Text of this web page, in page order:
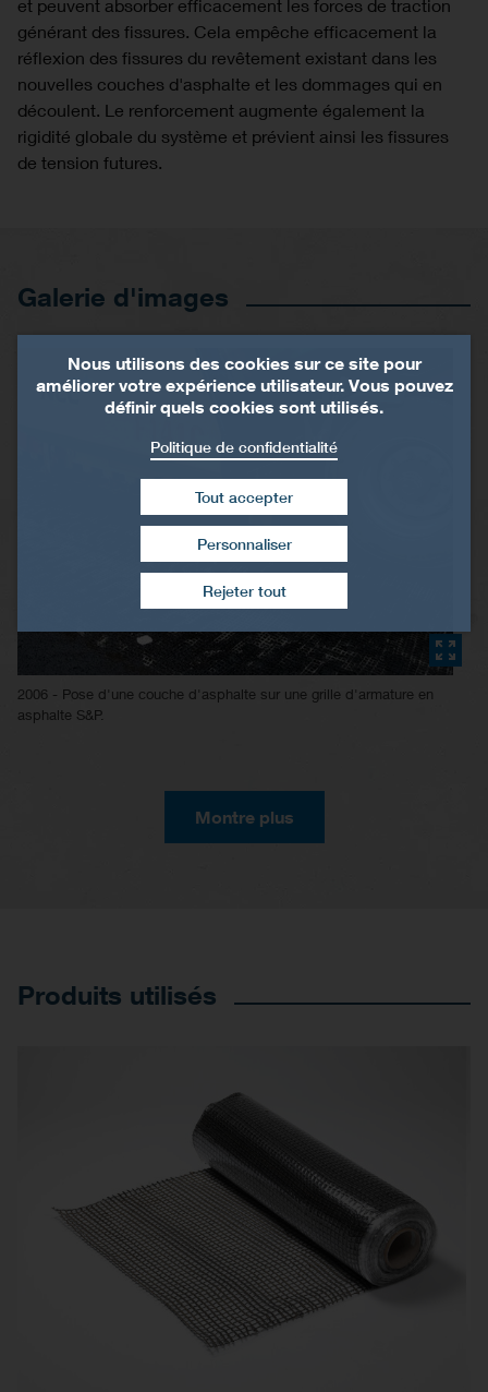
et peuvent absorber efficacement les forces de traction
générant des fissures. Cela empêche efficacement la
réflexion des fissures du revêtement existant dans les
nouvelles couches d'asphalte et les dommages qui en
découlent. Le renforcement augmente également la
rigidité globale du système et prévient ainsi les fissures
de tension futures.
Galerie d'images
2006 - Pose d'une couche d'asphalte sur une grille d'armature en
asphalte S&P.
Montre plus
Produits utilisés
Nous utilisons des cookies sur ce site pour
améliorer votre expérience utilisateur. Vous pouvez
définir quels cookies sont utilisés.
Politique de confidentialité
Rejeter tout
Tout accepter
Retirer le consentement
Personnaliser